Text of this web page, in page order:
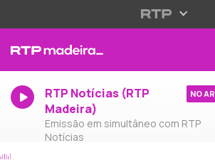
RTP Notícias (RTP
Madeira)
Emissão em simultâneo com RTP
Notícias
NO AR